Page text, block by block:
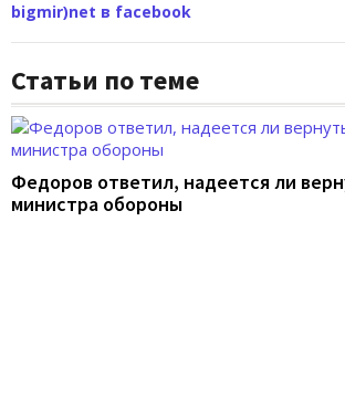
bigmir)net в facebook
Статьи по теме
Федоров ответил, надеется ли
министра обороны